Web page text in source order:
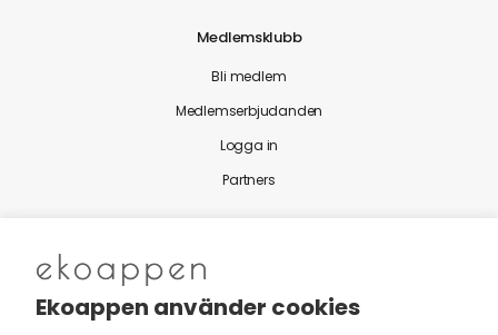
Medlemsklubb
Bli medlem
Medlemserbjudanden
Logga in
Partners
Nytt från Ekoappen
Ekoappen använder cookies